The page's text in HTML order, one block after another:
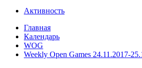
Активность
Главная
Календарь
WOG
Weekly Open Games 24.11.2017-